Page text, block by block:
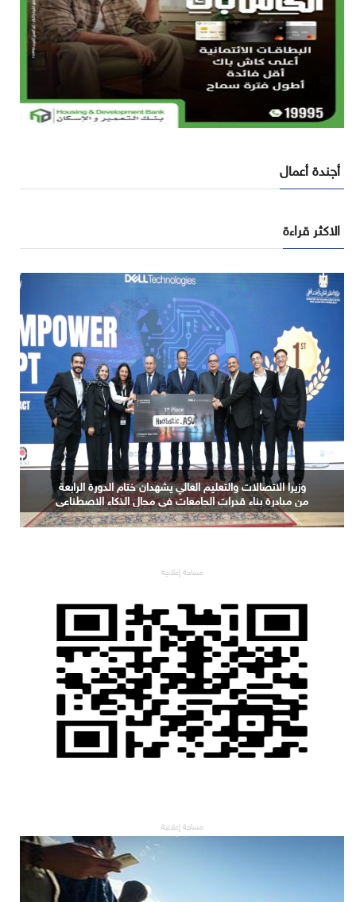
أجندة أعمال
الاكثر قراءة
ندوة حول الذكاء الاصطناعي باللغة العربية والنماذج اللغوية
الكبيرة السيادية
مساحة إعلانية
مساحة إعلانية